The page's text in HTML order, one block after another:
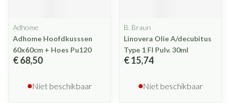
Adhome
Adhome Hoofdkusssen
60x60cm + Hoes Pu120
€ 68,50
Niet beschikbaar
B. Braun
Linovera Olie A/decubitus
Type 1 Fl Pulv. 30ml
€ 15,74
Niet beschikbaar